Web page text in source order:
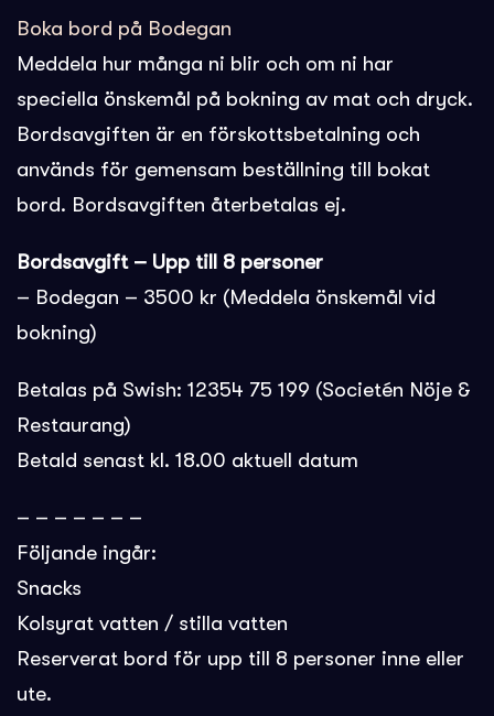
Boka bord på Bodegan
Meddela hur många ni blir och om ni har
speciella önskemål på bokning av mat och dryck.
Bordsavgiften är en förskottsbetalning och
används för gemensam beställning till bokat
bord. Bordsavgiften återbetalas ej.
Bordsavgift – Upp till 8 personer
– Bodegan – 3500 kr (Meddela önskemål vid
bokning)
Betalas på Swish: 12354 75 199 (Societén Nöje &
Restaurang)
Betald senast kl. 18.00 aktuell datum
– – – – – – –
Följande ingår:
Snacks
Kolsyrat vatten / stilla vatten
Reserverat bord för upp till 8 personer inne eller
ute.